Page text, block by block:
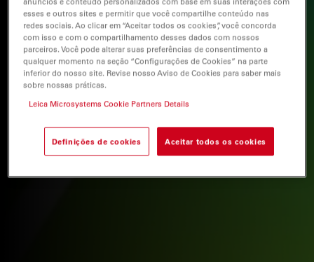
esses e outros sites e permitir que você compartilhe conteúdo nas
redes sociais. Ao clicar em “Aceitar todos os cookies”, você concorda
com isso e com o compartilhamento desses dados com nossos
parceiros. Você pode alterar suas preferências de consentimento a
qualquer momento na seção “Configurações de Cookies” na parte
inferior do nosso site. Revise nosso Aviso de Cookies para saber mais
sobre nossas práticas.
Leica Microsystems Cookie Partners Details
Definições de cookies Aceitar todos os cookies